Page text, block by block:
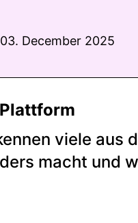
03. December 2025